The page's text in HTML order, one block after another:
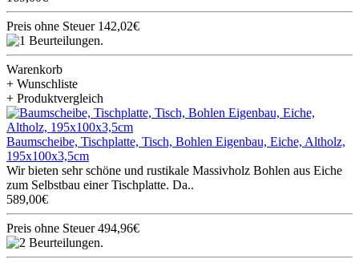
Preis ohne Steuer 142,02€
Warenkorb
+ Wunschliste
+ Produktvergleich
Baumscheibe, Tischplatte, Tisch, Bohlen Eigenbau, Eiche, Altholz,
195x100x3,5cm
Wir bieten sehr schöne und rustikale Massivholz Bohlen aus Eiche
zum Selbstbau einer Tischplatte. Da..
589,00€
Preis ohne Steuer 494,96€